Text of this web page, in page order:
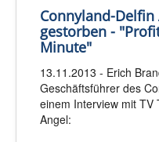
Connyland-
gestorben -
Minute"
13.11.2013 - Erich
Geschäftsführer des
einem Interview mit TV
Angel: